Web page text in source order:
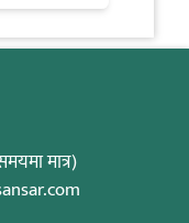
मात्र)